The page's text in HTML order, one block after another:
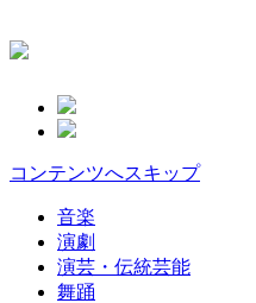
コンテンツへスキップ
音楽
演劇
演芸・伝統芸能
舞踊